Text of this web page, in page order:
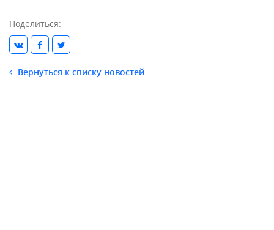
Поделиться:
Вернуться к списку новостей